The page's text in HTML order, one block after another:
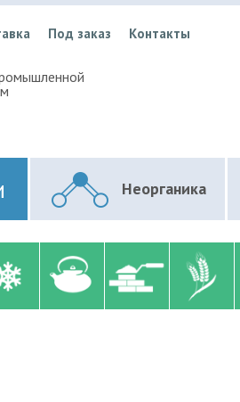
Под заказ Контакты
Неорганика